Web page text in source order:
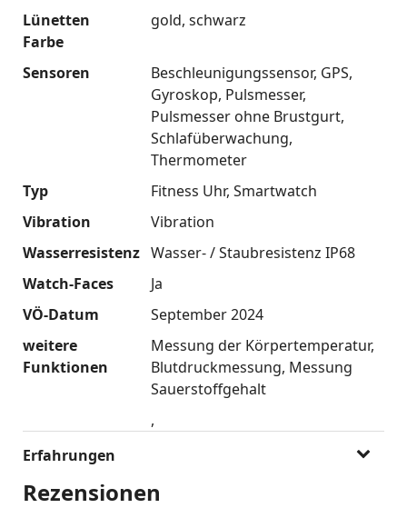
Lünetten
Farbe
gold schwarz
Sensoren Beschleunigungssensor GPS
Gyroskop Pulsmesser
Pulsmesser ohne Brustgurt
Schlafüberwachung
Thermometer
Typ
Fitness Uhr Smartwatch
Vibration
Vibration
Wasserresistenz Wasser- / Staubresistenz IP68
Watch-Faces
Ja
VÖ-Datum
September 2024
weitere
Funktionen
Messung der Körpertemperatur
Blutdruckmessung Messung
Sauerstoffgehalt
Erfahrungen
Rezensionen